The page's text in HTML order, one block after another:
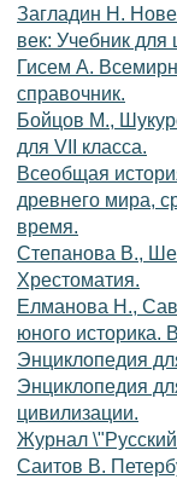
Загладин Н.
век: Учебник для
Гисем А.
справочник.
Бойцов М.,
для VII класса.
Всеобщая
древнего мира,
время.
Степанова В.,
Хрестоматия.
Елманова Н.,
юного историка.
Энциклопедия
Энциклопедия
цивилизации.
Журнал
Саитов В.